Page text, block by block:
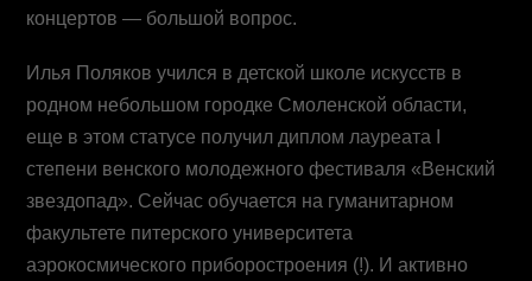
концертов — большой вопрос.
Илья Поляков учился в детской школе искусств в
родном небольшом городке Смоленской области,
еще в этом статусе получил диплом лауреата I
степени венского молодежного фестиваля «Венский
звездопад». Сейчас обучается на гуманитарном
факультете питерского университета
аэрокосмического приборостроения (!). И активно